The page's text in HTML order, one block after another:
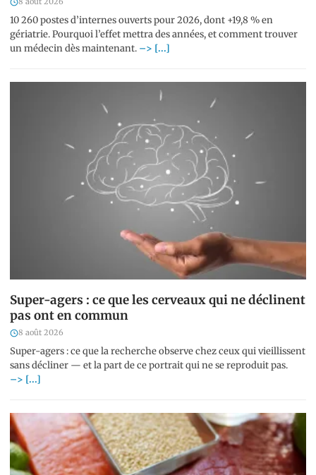
10 260 postes d’internes ouverts pour 2026, dont +19,8 % en
gériatrie. Pourquoi l’effet mettra des années, et comment trouver
un médecin dès maintenant. –> [...]
Super-agers : ce que les cerveaux qui ne déclinent
pas ont en commun
8 août 2026
Super-agers : ce que la recherche observe chez ceux qui vieillissent
sans décliner — et la part de ce portrait qui ne se reproduit pas.
–> [...]